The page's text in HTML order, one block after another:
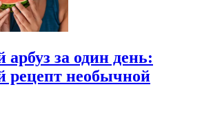
за один день:
рецепт необычной